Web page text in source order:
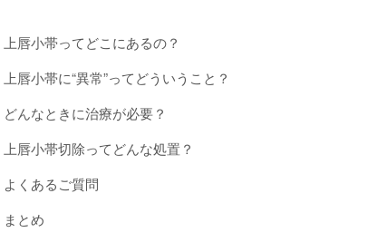
上唇小帯ってどこにあるの？
上唇小帯に“異常”ってどういうこと？
どんなときに治療が必要？
上唇小帯切除ってどんな処置？
よくあるご質問
まとめ